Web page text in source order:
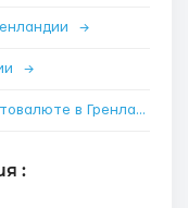
→
→
Работа Специалистом по nft и криптовалюте в Гренландии
: